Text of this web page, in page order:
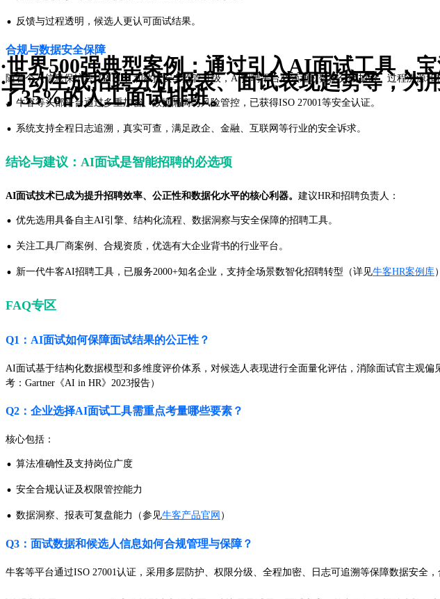
·世界500强典型案例：通过引入AI面试工具，
了35%的人工面试排班。
·自动生成招聘分析报表、面试表现趋势等，为
· 反馈与过程透明，候选人更认可面试结果。
合规与数据安全保障
随着个人信息保护法（PIPL）和数据安全监管升级，AI招聘平台必须通过数据分级加密、过程溯源
· 牛客等头部平台通过多重加密、数据隔离与风险管控，已获得ISO 27001等安全认证。
· 系统支持全程日志追溯，真实可查，满足政企、金融、互联网等行业的安全诉求。
结论与建议：AI面试是智能招聘的必选项
AI面试技术已成为提升招聘效率、公正性和数据化水平的核心利器。 建议HR和招聘负责人：
· 优先选用具备自主AI引擎、结构化流程、数据洞察与安全保障的招聘工具。
· 关注工具厂商案例、合规资质，优选有大企业背书的行业平台。
· 新一代牛客AI招聘工具，已服务2000+知名企业，支持全场景数智化招聘转型（详见牛客HR案例库
FAQ专区
Q1：AI面试如何保障面试结果的公正性？
AI面试基于结构化数据模型和多维度评价体系，对候选人表现进行全面量化评估，消除面试官主观
考：Gartner《AI in HR》2023报告）
Q2：企业选择AI面试工具需重点考量哪些要素？
核心包括：
· 算法准确性及支持岗位广度
· 安全合规认证及权限管控能力
· 数据洞察、报表可复盘能力（参见牛客产品官网 ）
Q3：面试数据和候选人信息如何合规管理与保障？
牛客等平台通过ISO 27001认证，采用多层防护、权限分级、全程加密、日志可追溯等保障数据安全